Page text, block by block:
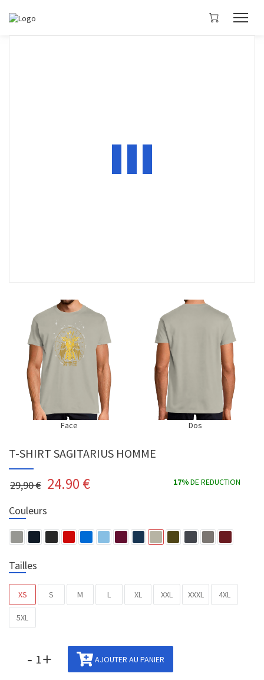
Face Dos
T-SHIRT SAGITARIUS HOMME
29,90 € 24.90 € 17%DE REDUCTION
Couleurs
Tailles
XS S M L XL XXL XXXL 4XL
5XL
- + AJOUTER AU PANIER